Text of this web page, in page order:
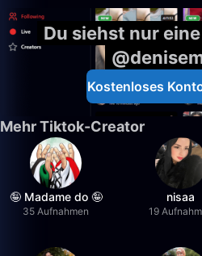
Du siehst nur
Kostenloses
Mehr Tiktok-Creator
🤪 Madame do 🤪
35 Aufnahmen
nisaa
19